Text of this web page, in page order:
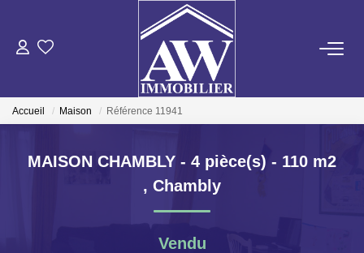
ACHETER
ESTIMER
GESTION LOCATIVE
Accueil Maison Référence 11941
MAISON CHAMBLY - 4 pièce(s) - 110 m2
, Chambly
Vendu